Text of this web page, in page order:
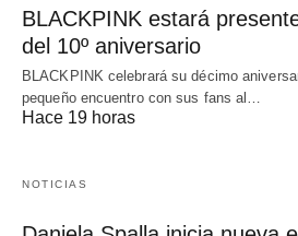
BLACKPINK estará
del 10º aniversario
BLACKPINK celebrará su décimo
pequeño encuentro con sus fans al…
Hace 19 horas
NOTICIAS